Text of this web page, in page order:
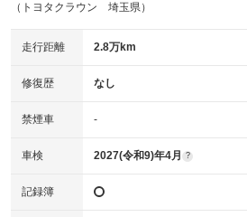
（トヨタクラウン 埼玉県）
走行距離 2.8万km
修復歴 なし
禁煙車 -
車検 2027(令和9)年4月 ?
記録簿